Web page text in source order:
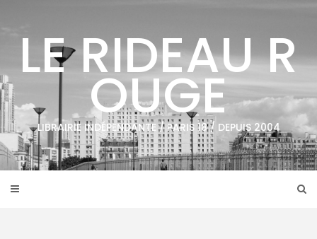
contentLE RIDEAU R
OUGE
LIBRAIRIE INDÉPENDANTE / PARIS 18 / DEPUIS 2004